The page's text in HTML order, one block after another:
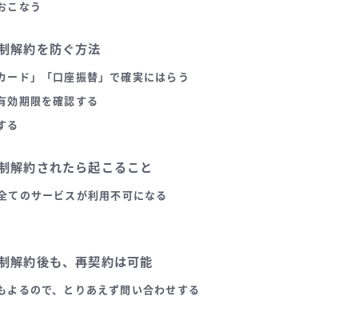
なう
解約を防ぐ方法
ード」「口座振替」で確実にはらう
効期限を確認する
る
解約されたら起こること
てのサービスが利用不可になる
解約後も、再契約は可能
よるので、とりあえず問い合わせする